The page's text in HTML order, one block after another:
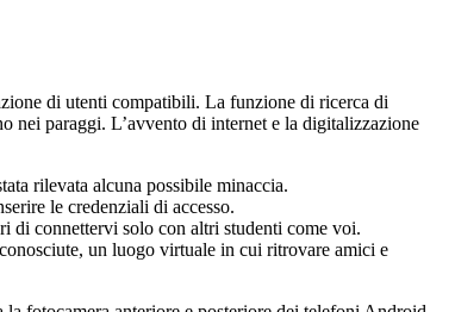
di utenti compatibili. La funzione di ricerca di
nei paraggi. L’avvento di internet e la digitalizzazione
rilevata alcuna possibile minaccia.
le credenziali di accesso.
di connettervi solo con altri studenti come voi.
un luogo virtuale in cui ritrovare amici e